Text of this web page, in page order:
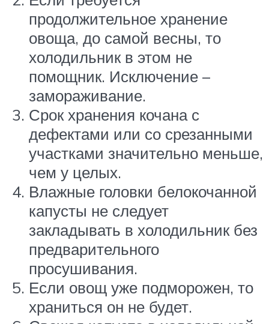
продолжительное хранение
овоща, до самой весны, то
холодильник в этом не
помощник. Исключение –
замораживание.
Срок хранения кочана с
дефектами или со срезанными
участками значительно меньше,
чем у целых.
Влажные головки белокочанной
капусты не следует
закладывать в холодильник без
предварительного
просушивания.
Если овощ уже подморожен, то
храниться он не будет.